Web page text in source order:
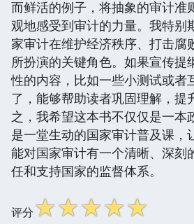
而鲜活的例子，将抽象的审计准
观地感受到审计的力量。我特别
家审计在维护经济秩序、打击腐
所扮演的关键角色。如果宣传提
性的内容，比如一些小测试或者
了，能够帮助读者巩固理解，提
之，我希望这本书不仅仅是一本
是一堂生动的国家审计普及课，
能对国家审计有一个清晰、深刻
任和支持国家的监督体系。
评分☆☆☆☆☆